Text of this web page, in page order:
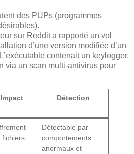
des PUPs (programmes
sur Reddit a rapporté un vol
d’une version modifiée d’un
contenait un keylogger.
via un scan multi-antivirus pour
Impact Détection
fichiers
Détectable par
comportements
anormaux et